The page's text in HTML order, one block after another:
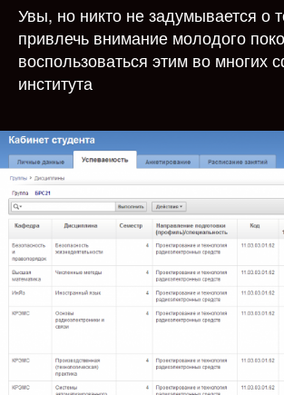
Увы, но никто не задумывается о
привлечь внимание молодого
воспользоваться этим во многих
института